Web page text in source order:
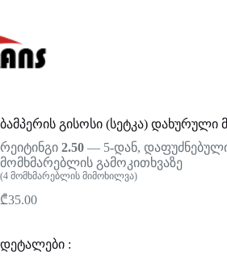
ბამპერის გისოსი (სეტკა) დახურული
რეიტინგი 2.50 — 5-დან,
მომხმარებლის გამოკითხვაზე
(4 მომხმარებლის მიმოხილვა)
₾35.00
დეტალები :